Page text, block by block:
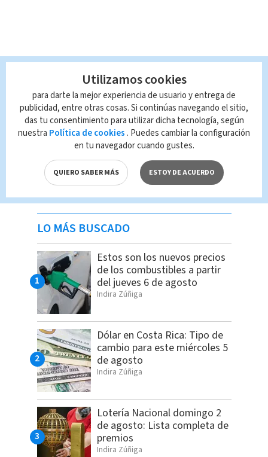
LO MÁS BUSCADO
Estos son los nuevos precios
de los combustibles a partir
del jueves 6 de agosto
Indira Zúñiga
Dólar en Costa Rica: Tipo de
cambio para este miércoles 5
de agosto
Indira Zúñiga
Lotería Nacional domingo 2
de agosto: Lista completa de
premios
Indira Zúñiga
Utilizamos cookies
para darte la mejor experiencia de usuario y entrega de
publicidad, entre otras cosas. Si continúas navegando el sitio,
das tu consentimiento para utilizar dicha tecnología, según
nuestra Política de cookies . Puedes cambiar la configuración
en tu navegador cuando gustes.
QUIERO SABER MÁS ESTOY DE ACUERDO